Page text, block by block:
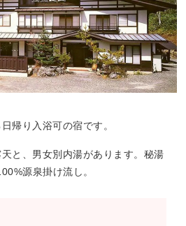
帰り入浴可の宿です。
と、男女別内湯があります。秘湯
源泉掛け流し。